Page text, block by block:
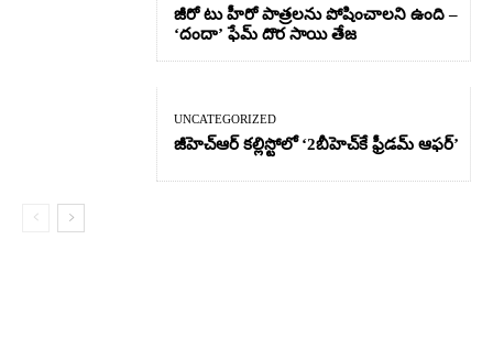
జీరో టు హీరో పాత్రలను పోషించాలని ఉంది –
‘దందా’ ఫేమ్ దొర సాయి తేజ
UNCATEGORIZED
జీహెచ్ఆర్‌ కల్లిస్టోలో ‘2బీహెచ్‌కే ఫ్రీడమ్ ఆఫర్’